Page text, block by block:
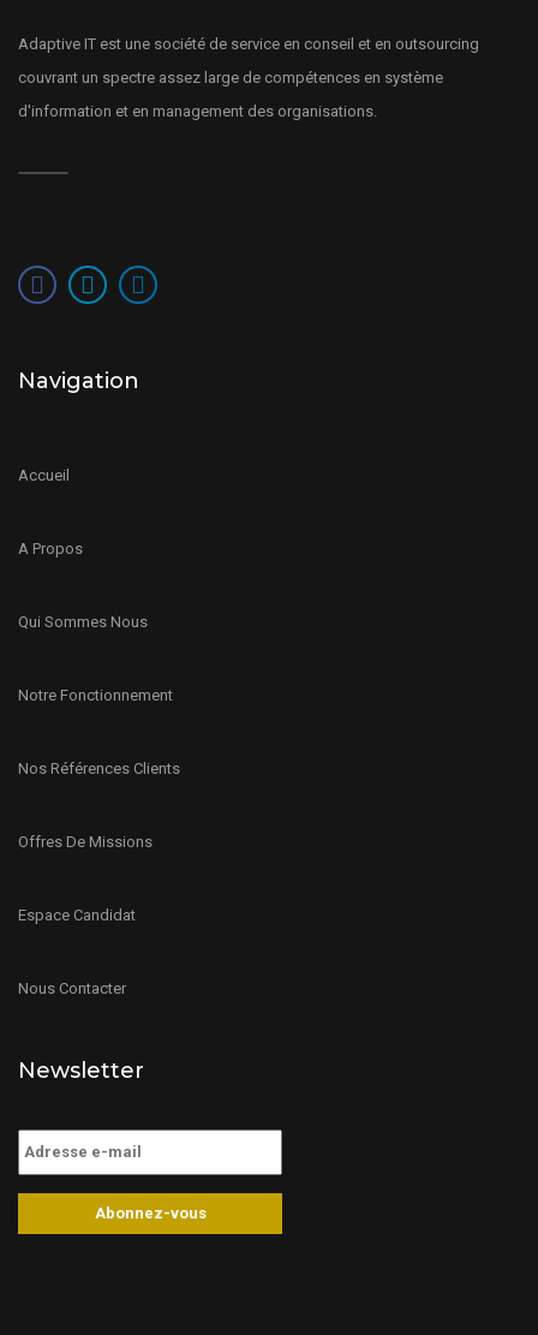
Adaptive IT est une société de service en conseil et en outsourcing
couvrant un spectre assez large de compétences en système
d'information et en management des organisations.
Navigation
Accueil
A Propos
Qui Sommes Nous
Notre Fonctionnement
Nos Références Clients
Offres De Missions
Espace Candidat
Nous Contacter
Newsletter